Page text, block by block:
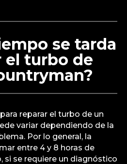
se tarda
el turbo de
reparar el turbo de un
variar dependiendo de la
Por lo general, la
entre 4 y 8 horas de
si se requiere un diagnóstico